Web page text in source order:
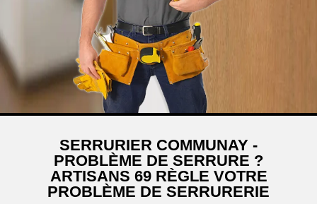
SERRURIER COMMUNAY -
PROBLÈME DE SERRURE ?
ARTISANS 69 RÈGLE VOTRE
PROBLÈME DE SERRURERIE